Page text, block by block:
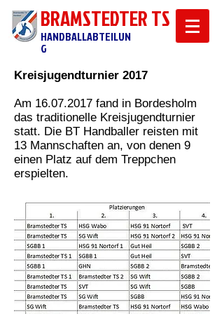
BRAMSTEDTER TS
HANDBALLABTEILUN
G
Kreisjugendturnier 2017
Am 16.07.2017 fand in Bordesholm
das traditionelle Kreisjugendturnier
statt. Die BT Handballer reisten mit
13 Mannschaften an, von denen 9
einen Platz auf dem Treppchen
erspielten.